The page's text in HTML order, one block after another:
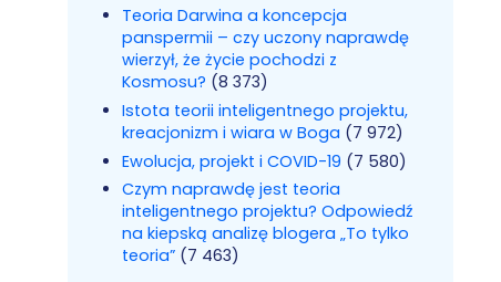
Teoria Darwina a koncepcja
panspermii – czy uczony naprawdę
wierzył, że życie pochodzi z
Kosmosu? (8 373)
Istota teorii inteligentnego projektu,
kreacjonizm i wiara w Boga (7 972)
Ewolucja, projekt i COVID-19 (7 580)
Czym naprawdę jest teoria
inteligentnego projektu? Odpowiedź
na kiepską analizę blogera „To tylko
teoria” (7 463)